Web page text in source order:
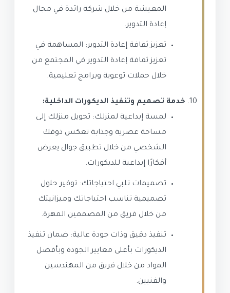
المعيشة من خلال شركة رائدة في مجال
إعادة التدوير.
تعزيز ثقافة إعادة التدوير: المساهمة في
تعزيز ثقافة إعادة التدوير في المجتمع من
خلال حملات توعوية وبرامج تعليمية.
خدمة تصميم وتنفيذ الديكورات الداخلية:
لمسة إبداعية لمنزلك: تحويل منزلك إلى
مساحة عصرية وجذابة تعكس ذوقك
الشخصي من خلال تطبيق جوال يعرض
أفكارًا إبداعية للديكورات.
تصميمات تلبي احتياجاتك: توفير حلول
تصميمية تناسب احتياجاتك وميزانيتك
من خلال فريق من المصممين المهرة.
تنفيذ دقيق وذات جودة عالية: ضمان تنفيذ
الديكورات بأعلى معايير الجودة وبأفضل
المواد من خلال فريق من المهندسين
والفنيين.